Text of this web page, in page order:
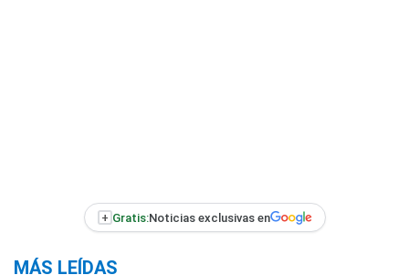
+ Gratis:Noticias exclusivas en
MÁS LEÍDAS